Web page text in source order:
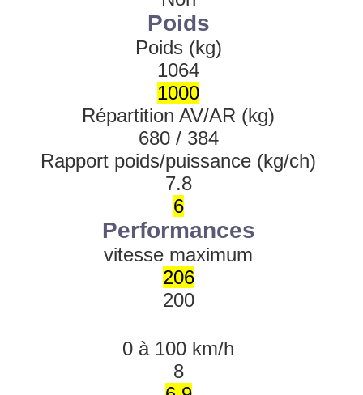
Poids
Poids (kg)
1064
1000
Répartition AV/AR (kg)
680 / 384
Rapport poids/puissance (kg/ch)
7.8
6
Performances
vitesse maximum
206
200
0 à 100 km/h
8